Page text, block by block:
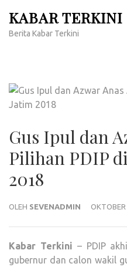
konten
KABAR TERKINI
Berita Kabar Terkini
Gus Ipul dan
Pilihan PDIP
2018
OLEH SEVENADMIN
Kabar Terkini – PDIP
gubernur dan calon wakil